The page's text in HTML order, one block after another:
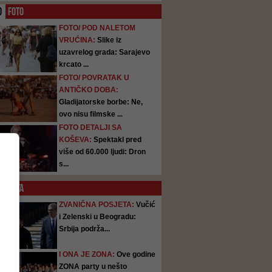
FOTO
FOTO/ POD NALETOM
VRUĆINA: Slike iz
uzavrelog grada: Sarajevo
krcato ...
FOTO/ POVRATAK U
ANTIČKO DOBA:
Gladijatorske borbe: Ne,
ovo nisu filmske ...
FOTO DETALJI SA
KOŠEVA: Spektakl pred
više od 60.000 ljudi: Dron
s...
SATA
ZVANIČNA POSJETA: Vučić
i Zelenski u Beogradu:
Srbija podrža...
I ONA JE ZONA: Ove godine
ZONA party u nešto